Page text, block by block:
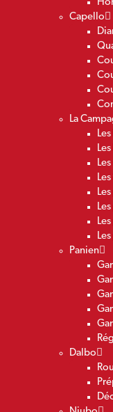
Capello
La
Panien
Dalbo